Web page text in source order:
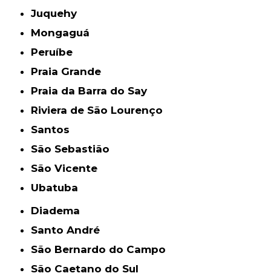
Juquehy
Mongaguá
Peruíbe
Praia Grande
Praia da Barra do Say
Riviera de São Lourenço
Santos
São Sebastião
São Vicente
Ubatuba
Diadema
Santo André
São Bernardo do Campo
São Caetano do Sul